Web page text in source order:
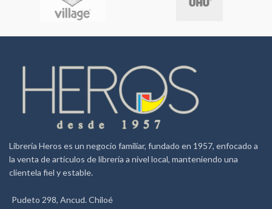
naturaleza permanente.
Librería Heros es un negocio familiar, fundado en 1957, enfocado a
la venta de artículos de librería a nivel local, manteniendo una
clientela fiel y estable.
Pudeto 298, Ancud. Chiloé